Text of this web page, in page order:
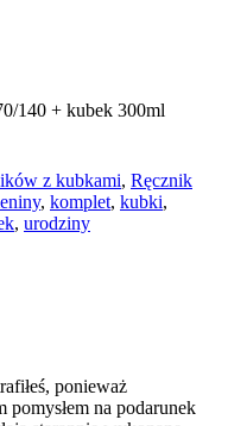
140 + kubek 300ml
z kubkami, Ręcznik
, komplet, kubki,
, urodziny
ponieważ
na podarunek